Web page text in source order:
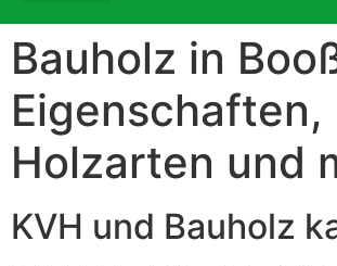
Bauholz in
Eigenschaften,
Holzarten und
KVH und Bauholz